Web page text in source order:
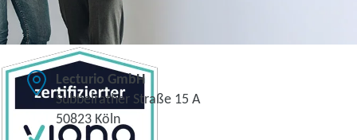
Lecturio GmbH
Subbelrather Straße 15 A
50823 Köln